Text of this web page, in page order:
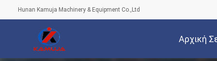
Hunan Kamuja Machinery & Equipment Co.,Ltd
Αρχική